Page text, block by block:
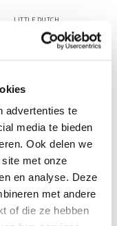
advertenties te
media te bieden
Ook delen we
met onze
en analyse. Deze
met andere
of die ze hebben
LITTLE DUTCH
Little Dutch
Kip
Incl. btw